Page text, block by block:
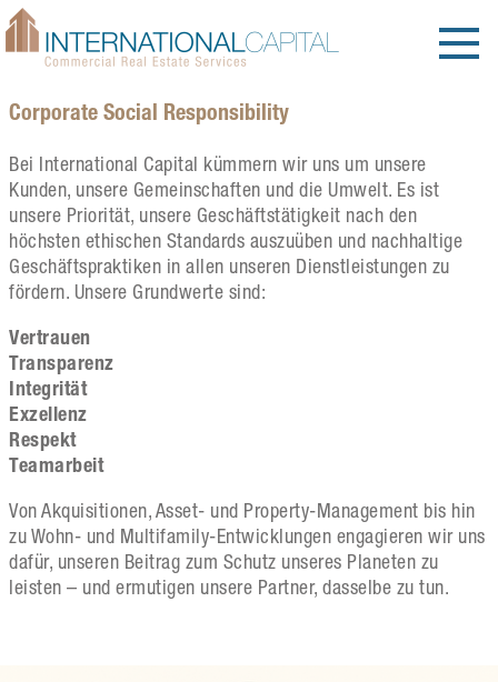
Corporate Social Responsibility
Bei International Capital kümmern wir uns um unsere
Kunden, unsere Gemeinschaften und die Umwelt. Es ist
unsere Priorität, unsere Geschäftstätigkeit nach den
höchsten ethischen Standards auszuüben und nachhaltige
Geschäftspraktiken in allen unseren Dienstleistungen zu
fördern. Unsere Grundwerte sind:
Vertrauen
Transparenz
Integrität
Exzellenz
Respekt
Teamarbeit
Von Akquisitionen, Asset- und Property-Management bis hin
zu Wohn- und Multifamily-Entwicklungen engagieren wir uns
dafür, unseren Beitrag zum Schutz unseres Planeten zu
leisten – und ermutigen unsere Partner, dasselbe zu tun.